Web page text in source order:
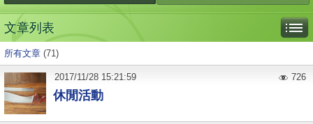
文章列表
所有文章 (71)
休閒活動
2017/11/28 15:21:59 726